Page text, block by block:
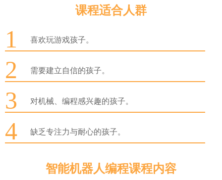
课程适合人群
1 喜欢玩游戏孩子。
2 需要建立自信的孩子。
3 对机械、编程感兴趣的孩子。
4 缺乏专注力与耐心的孩子。
智能机器人编程课程内容